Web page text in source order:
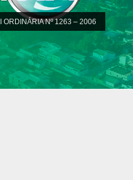
ORDINÁRIA Nº 1263 – 2006